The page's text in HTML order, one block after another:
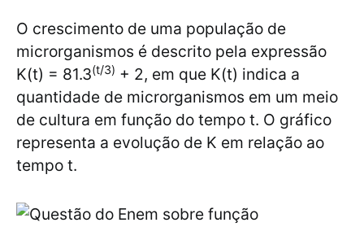
O crescimento de uma população de
microrganismos é descrito pela expressão
K(t) = 81.3(t/3) + 2, em que K(t) indica a
quantidade de microrganismos em um meio
de cultura em função do tempo t. O gráfico
representa a evolução de K em relação ao
tempo t.